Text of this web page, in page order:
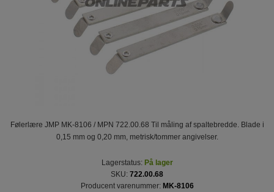
Følerlære JMP MK-8106 / MPN 722.00.68 Til måling af spaltebredde. Blade i
0,15 mm og 0,20 mm, metrisk/tommer angivelser.
Lagerstatus: På lager
SKU: 722.00.68
Producent varenummer: MK-8106